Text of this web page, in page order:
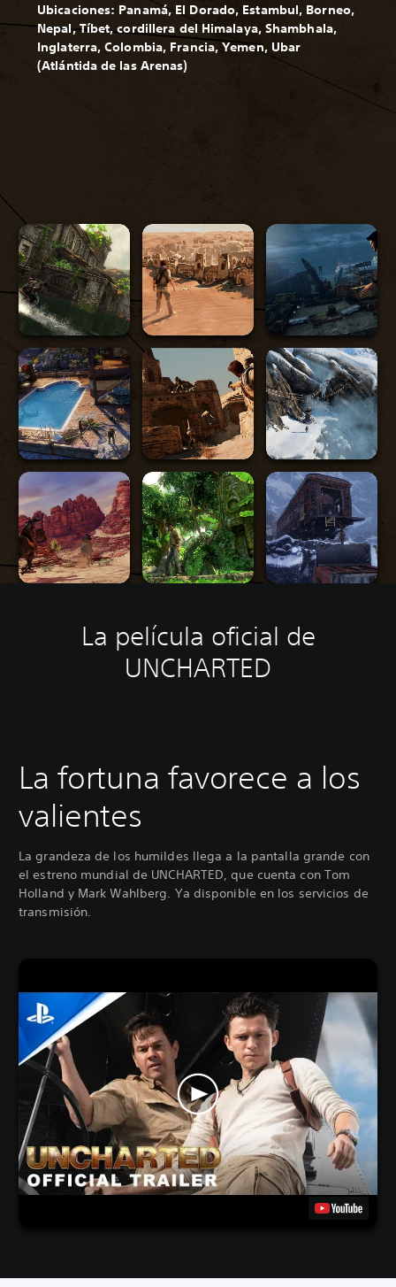
Ubicaciones: Panamá, El Dorado, Estambul, Borneo,
Nepal, Tíbet, cordillera del Himalaya, Shambhala,
Inglaterra, Colombia, Francia, Yemen, Ubar
(Atlántida de las Arenas)
La película oficial de
UNCHARTED
La fortuna favorece a los
valientes
La grandeza de los humildes llega a la pantalla grande con
el estreno mundial de UNCHARTED, que cuenta con Tom
Holland y Mark Wahlberg. Ya disponible en los servicios de
transmisión.